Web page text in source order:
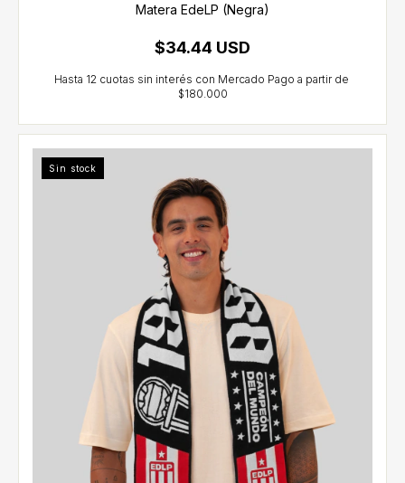
Matera EdeLP (Negra)
$34.44 USD
Sin stock